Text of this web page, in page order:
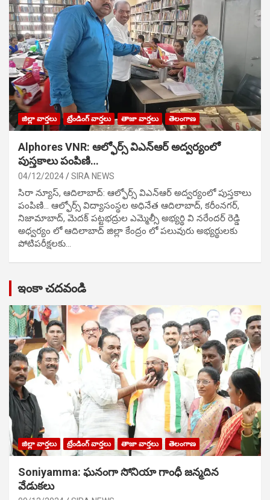
జిల్లా వార్తలు ట్రేండింగ్ వార్తలు తాజా వార్తలు తెలంగాణ
Alphores VNR: ఆల్ఫోర్స్ విఎన్ఆర్ అద్వర్యంలో
పుస్తకాలు పంపిణి…
04/12/2024 SIRA NEWS
సిరా న్యూస్, ఆదిలాబాద్: ఆల్ఫోర్స్ విఎన్ఆర్ అద్వర్యంలో పుస్తకాలు
పంపిణి… ఆల్ఫోర్స్ విద్యాసంస్థల అధినేత ఆదిలాబాద్, కరీంనగర్,
నిజామాబాద్, మెదక్ పట్టభద్రుల ఎమ్మెల్సీ అభ్యర్థి వి నరేందర్ రెడ్డి
అధ్వర్యం లో ఆదిలాబాద్ జిల్లా కేంద్రం లో పలువురు అభ్యర్థులకు
పోటిప‌రీక్ష‌ల‌కు…
ఇంకా చదవండి
జిల్లా వార్తలు ట్రేండింగ్ వార్తలు తాజా వార్తలు తెలంగాణ
Soniyamma: ఘ‌నంగా సోనియా గాంధీ జ‌న్మ‌దిన
వేడుక‌లు